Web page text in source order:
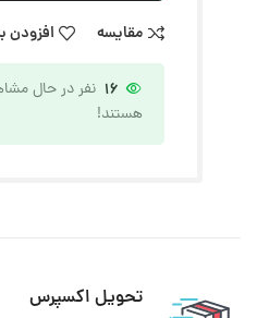
مقایسه
افزودن
16 نفر در حال
هستند!
تحویل اکسپرس